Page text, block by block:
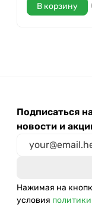
В корзину
Подписаться
новости и
Нажимая на
условия